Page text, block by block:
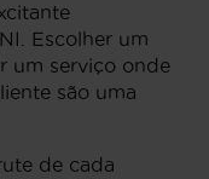
Escolher um
um serviço onde
são uma
de cada